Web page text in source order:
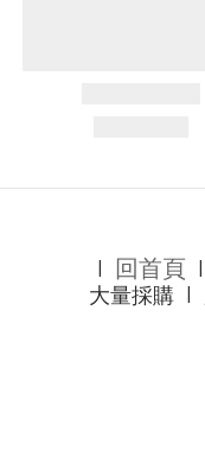
l 回首頁 l
大量採購 l